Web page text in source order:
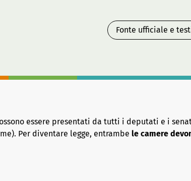
Fonte ufficiale e
essere presentati da tutti i deputati e i
Per diventare legge, entrambe le camere